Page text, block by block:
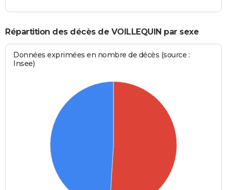
Répartition des décès de VOILLEQUIN par sexe
Données exprimées en nombre de décès (source :
Insee)